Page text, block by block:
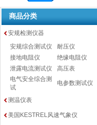
商品分类
安规检测仪器
安规综合测试仪
耐压仪
接地电阻仪
绝缘电阻仪
泄露电流测试仪
高压表
电气安全综合测
试
电参数测试仪
测温仪表
美国KESTREL风速气象仪